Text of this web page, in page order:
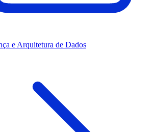
e Arquitetura de Dados